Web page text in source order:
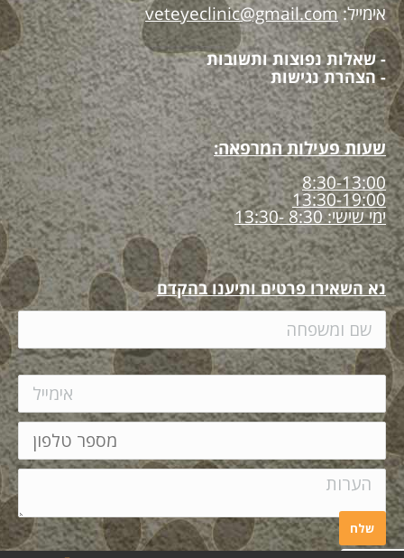
אימייל:veteyeclinic@gmail.com
- שאלות נפוצות ותשובות
- הצהרת נגישות
שעות פעילות המרפאה:
8:30-13:00
13:30-19:00
ימי שישי: 8:30 -13:30
נא השאירו פרטים ותיענו בהקדם